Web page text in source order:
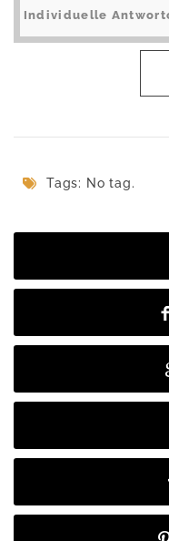
Tags: No tag.